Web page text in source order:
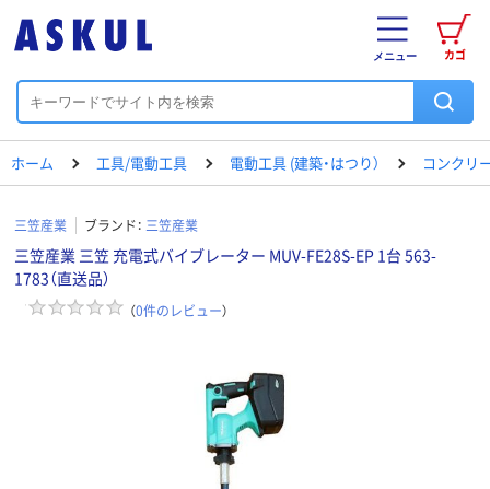
カゴ
メニュー
ホーム 工具/電動工具 電動工具 (建築・はつり） コンクリ
三笠産業 ブランド： 三笠産業
三笠産業 三笠 充電式バイブレーター MUV-FE28S-EP 1台 563-
1783（直送品）
（0件のレビュー）